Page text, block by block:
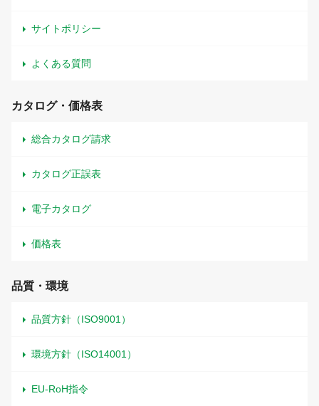
サイトポリシー
よくある質問
カタログ・価格表
総合カタログ請求
カタログ正誤表
電子カタログ
価格表
品質・環境
品質方針（ISO9001）
環境方針（ISO14001）
EU-RoH指令